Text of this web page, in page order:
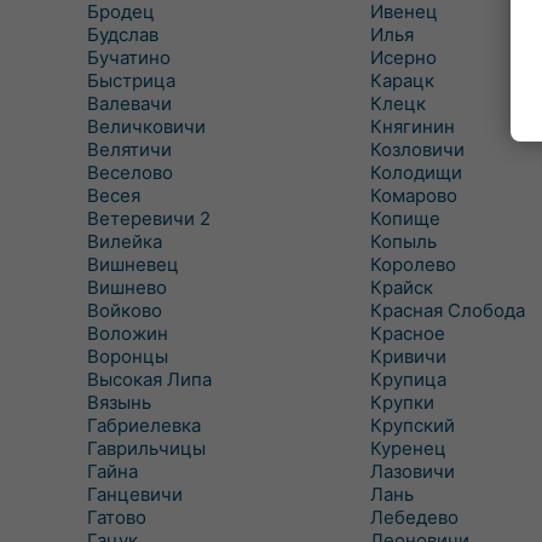
Бродец
Будслав
Бучатино
Быстрица
Валевачи
Величковичи
Велятичи
Веселово
Весея
Ветеревичи 2
Вилейка
Вишневец
Вишнево
Войково
Воложин
Воронцы
Высокая Липа
Вязынь
Габриелевка
Гаврильчицы
Гайна
Ганцевичи
Гатово
Ивенец
Илья
Исерно
Карацк
Клецк
Княгинин
Козловичи
Колодищи
Комарово
Копище
Копыль
Королево
Крайск
Красная Слобода
Красное
Кривичи
Крупица
Крупки
Крупский
Куренец
Лазовичи
Лань
Лебедево